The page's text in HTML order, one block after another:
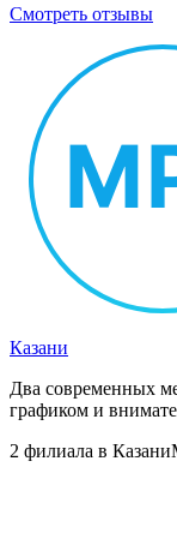
Смотреть отзывы
Казани
Два современных
графиком и
2 филиала в Казани